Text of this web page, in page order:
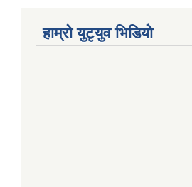
हाम्राे युटृयुव भिडियाे